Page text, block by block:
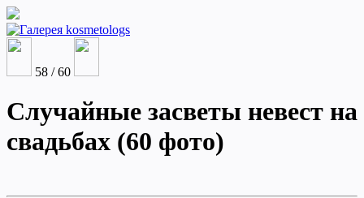
58 / 60
Случайные засветы невест на
свадьбах (60 фото)